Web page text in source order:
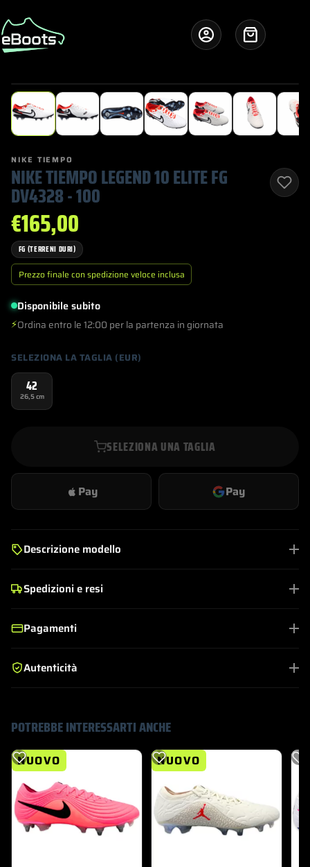
contenuto
Carrello
1/ 8
NIKE TIEMPO
NIKE TIEMPO LEGEND 10 ELITE FG
DV4328 - 100
€165,00
FG (TERRENI DURI)
Prezzo finale con spedizione veloce inclusa
Disponibile subito
⚡Ordina entro le 12:00 per la partenza in giornata
SELEZIONA LA TAGLIA (EUR)
42
26,5 cm
SELEZIONA UNA TAGLIA
Pay Pay
Descrizione modello
Spedizioni e resi
Pagamenti
Autenticità
POTREBBE INTERESSARTI ANCHE
NUOVO NUOVO